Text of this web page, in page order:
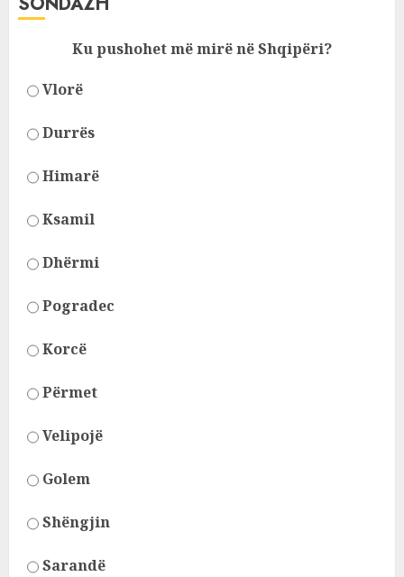
Ku pushohet më mirë në Shqipëri?
Vlorë
Durrës
Himarë
Ksamil
Dhërmi
Pogradec
Korcë
Përmet
Velipojë
Golem
Shëngjin
Sarandë